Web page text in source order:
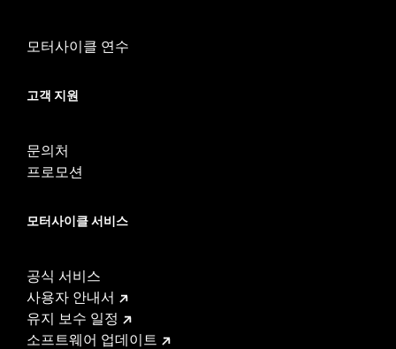
모터사이클 연수
고객 지원
문의처
프로모션
모터사이클 서비스
공식 서비스
사용자 안내서
유지 보수 일정
소프트웨어 업데이트